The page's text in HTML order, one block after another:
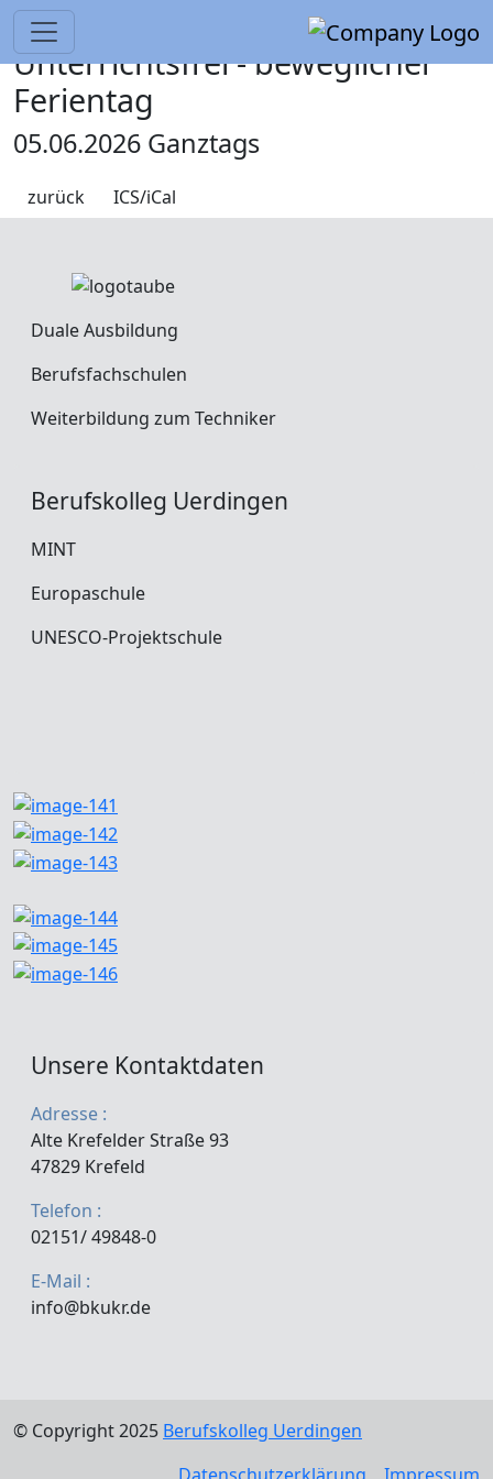
Unterrichtsfrei - beweglicher
Ferientag
05.06.2026 Ganztags
zurück ICS/iCal
Duale Ausbildung
Berufsfachschulen
Weiterbildung zum Techniker
Berufskolleg Uerdingen
MINT
Europaschule
UNESCO-Projektschule
Unsere Kontaktdaten
Adresse :
Alte Krefelder Straße 93
47829 Krefeld
Telefon :
02151/ 49848-0
E-Mail :
info@bkukr.de
© Copyright 2025 Berufskolleg Uerdingen